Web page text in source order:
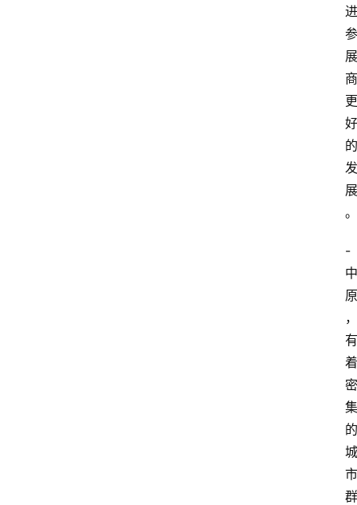
进
参
展
商
更
好
的
发
展
。
-
中
原
，
有
着
密
集
的
城
市
群